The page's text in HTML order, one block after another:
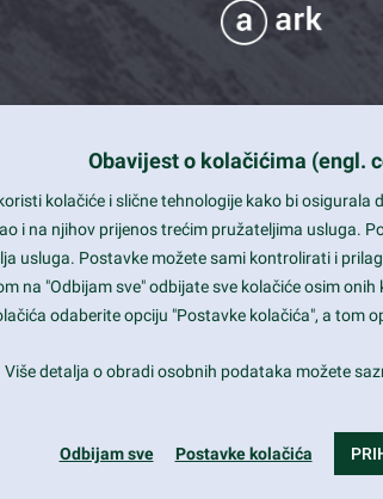
and beautiful design
Eelements
ready
Obavijest o kolačićima (engl.
kolačiće i slične tehnologije kako bi osigurala
i na njihov prijenos trećim pružateljima usluga.
usluga. Postavke možete sami kontrolirati i
na "Odbijam sve" odbijate sve kolačiće osim
odaberite opciju "Postavke kolačića", a tom
Više detalja o obradi osobnih podataka možete
Odbijam sve Postavke kolačića